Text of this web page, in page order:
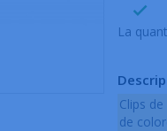

La
Clips
de